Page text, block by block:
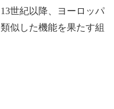
世紀以降、ヨーロッパ
似した機能を果たす組